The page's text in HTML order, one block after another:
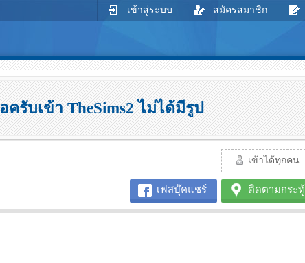
เข้าสู่ระบบ สมัครสมาชิก
รับเข้า TheSims2 ไม่ได้มีรูป
เข้าได้ทุกคน
เฟสบุ๊คแชร์ ติดตามกระทู้